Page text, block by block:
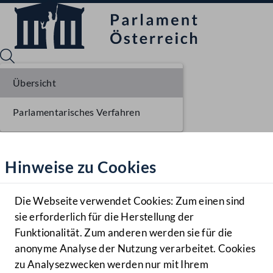
Hilfe
Benutzer
Navigationsmenü öffnen
MENÜ
Hinweise zu Cookies
Die Webseite verwendet Cookies: Zum einen sind
sie erforderlich für die Herstellung der
Funktionalität. Zum anderen werden sie für die
anonyme Analyse der Nutzung verarbeitet. Cookies
zu Analysezwecken werden nur mit Ihrem
Übersicht
Parlamentarisches Verfahren